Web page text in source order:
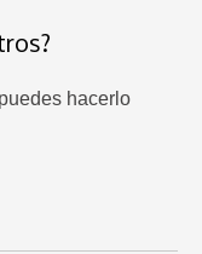
hacerlo